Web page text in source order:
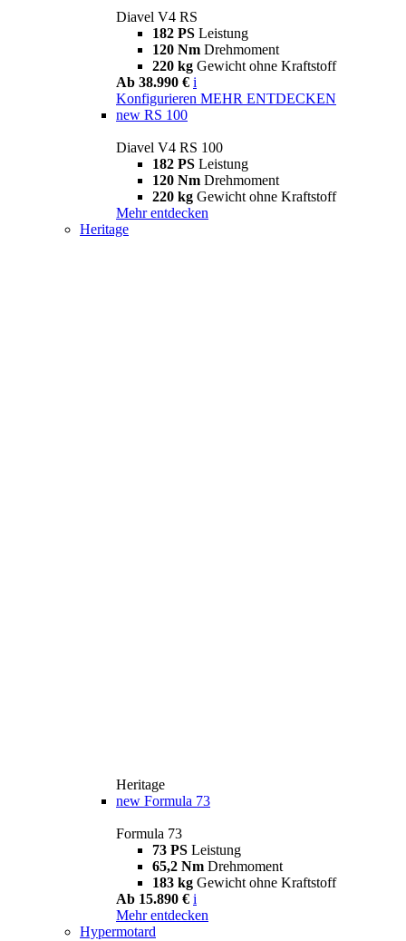
Diavel V4 RS
182 PS Leistung
120 Nm Drehmoment
220 kg Gewicht ohne Kraftstoff
Ab 38.990 € i
Konfigurieren MEHR ENTDECKEN
new RS 100
Diavel V4 RS 100
182 PS Leistung
120 Nm Drehmoment
220 kg Gewicht ohne Kraftstoff
Mehr entdecken
Heritage
Heritage
new Formula 73
Formula 73
73 PS Leistung
65,2 Nm Drehmoment
183 kg Gewicht ohne Kraftstoff
Ab 15.890 € i
Mehr entdecken
Hypermotard